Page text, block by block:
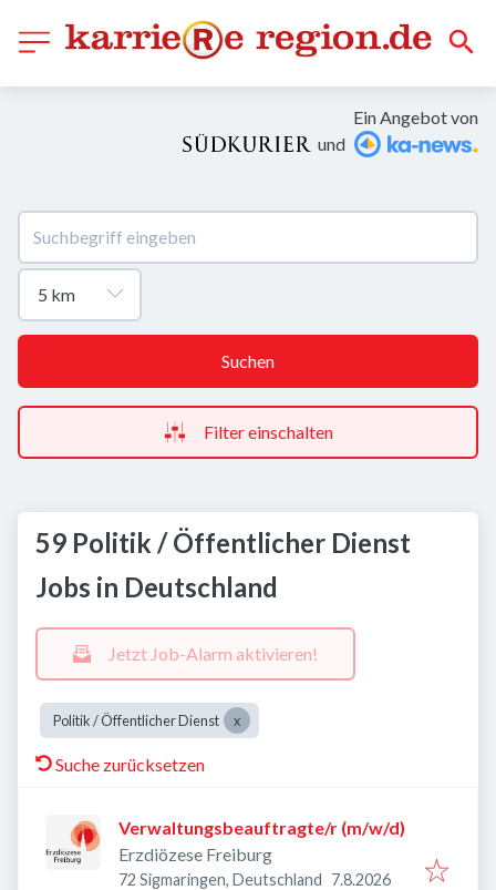
Ein Angebot von
und
Suchen
Filter einschalten
59 Politik / Öffentlicher Dienst
Jobs in Deutschland
Jetzt Job-Alarm aktivieren!
Politik / Öffentlicher Dienst
Suche zurücksetzen
Verwaltungsbeauftragte/r (m/w/d)
Erzdiözese Freiburg
72 Sigmaringen, Deutschland Veröffentlicht:
7.8.2026